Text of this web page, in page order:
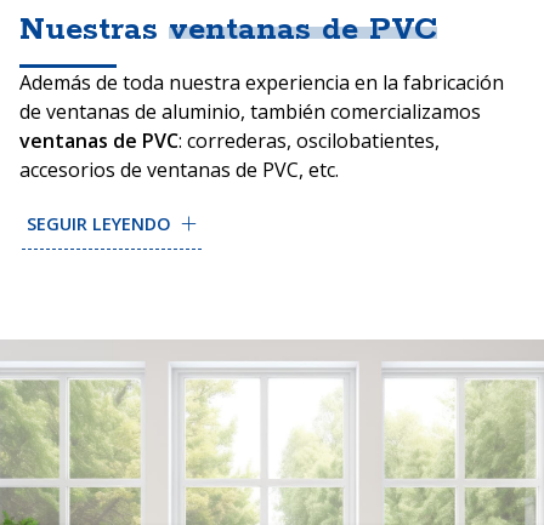
Nuestras ventanas de PVC
Además de toda nuestra experiencia en la fabricación
de ventanas de aluminio, también comercializamos
ventanas de PVC: correderas, oscilobatientes,
accesorios de ventanas de PVC, etc.
Las características principales de las ventanas de PVC
son elaislamiento acústico y térmico
totalmente ecológico y 100% reciclable una vez
terminada la vida útil de la ventana de PVC.
EnCarpintería Lalínofrecemos una amplia gama de
posibilidades en ventanas de PVC según las
dimensiones de la estructura, el color, el revestimiento
o las aperturas más comunes.
SEGUIR LEYENDO